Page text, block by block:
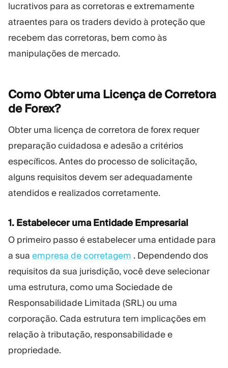
lucrativos para as corretoras e extremamente
atraentes para os traders devido à proteção que
recebem das corretoras, bem como às
manipulações de mercado.
Como Obter uma Licença de Corretora
deForex?
Obter uma licença de corretora de forex requer
preparação cuidadosa e adesão a critérios
específicos. Antes do processo de solicitação,
alguns requisitos devem ser adequadamente
atendidos e realizados corretamente.
1. Estabelecer uma Entidade Empresarial
O primeiro passo é estabelecer uma entidade para
a sua empresa de corretagem . Dependendo dos
requisitos da sua jurisdição, você deve selecionar
uma estrutura, como uma Sociedade de
Responsabilidade Limitada (SRL) ou uma
corporação. Cada estrutura tem implicações em
relação à tributação, responsabilidade e
propriedade.